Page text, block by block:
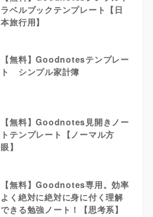
ラベルブックテンプレート【日
本旅行用】
【無料】Goodnotesテンプレー
ト シンプル家計簿
【無料】Goodnotes見開きノー
トテンプレート【ノーマル方
眼】
【無料】Goodnotes専用。効率
よく絶対に絶対に身に付く理解
できる勉強ノート！【思考系】